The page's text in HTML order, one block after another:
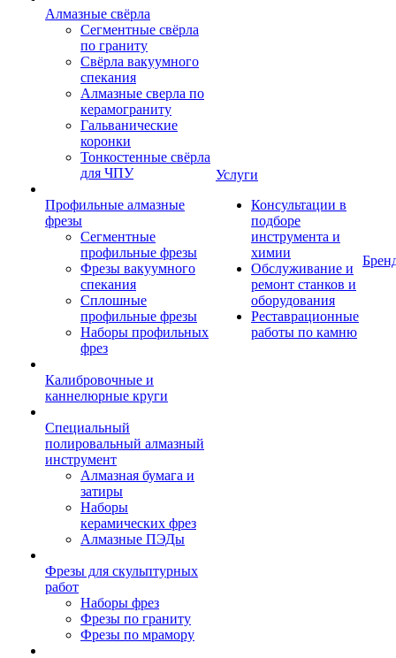
Алмазные свёрла
Сегментные свёрла
по граниту
Свёрла вакуумного
спекания
Алмазные сверла по
керамограниту
Гальванические
коронки
Тонкостенные свёрла
для ЧПУ
Профильные алмазные
фрезы
Сегментные
профильные фрезы
Фрезы вакуумного
спекания
Сплошные
профильные фрезы
Наборы профильных
фрез
Калибровочные и
каннелюрные круги
Специальный
полировальный алмазный
инструмент
Алмазная бумага и
затиры
Наборы
керамических фрез
Алмазные ПЭДы
Фрезы для скульптурных
работ
Наборы фрез
Фрезы по граниту
Фрезы по мрамору
Услуги
Консультации в
подборе
инструмента и
химии
Обслуживание и
ремонт станков и
оборудования
Реставрационные
работы по камню